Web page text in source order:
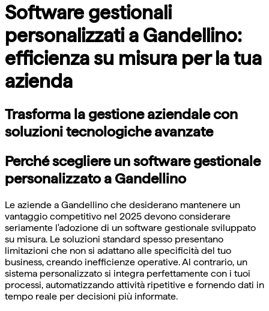
Software gestionali
personalizzati a Gandellino:
efficienza su misura per la tua
azienda
Trasforma la gestione aziendale con
soluzioni tecnologiche avanzate
Perché scegliere un software gestionale
personalizzato a Gandellino
Le aziende a Gandellino che desiderano mantenere un
vantaggio competitivo nel 2025 devono considerare
seriamente l'adozione di un software gestionale sviluppato
su misura. Le soluzioni standard spesso presentano
limitazioni che non si adattano alle specificità del tuo
business, creando inefficienze operative. Al contrario, un
sistema personalizzato si integra perfettamente con i tuoi
processi, automatizzando attività ripetitive e fornendo dati in
tempo reale per decisioni più informate.